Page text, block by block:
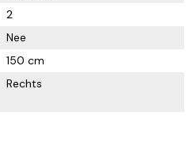
2
Nee
150 cm
Rechts